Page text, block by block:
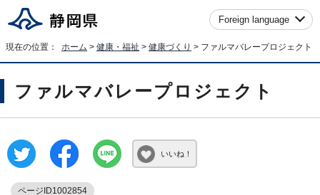
Foreign language
現在の位置： ホーム > 健康・福祉 > 健康づくり > ファルマバレープロジェクト
ファルマバレープロジェクト
いいね！
ページID1002854